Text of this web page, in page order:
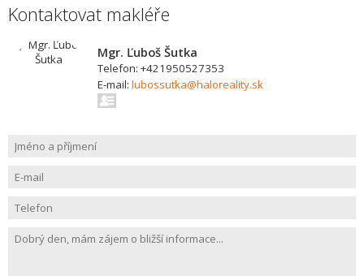
Kontaktovat makléře
Mgr. Ľuboš Šutka
Telefon: +421950527353
E-mail: lubossutka@haloreality.sk